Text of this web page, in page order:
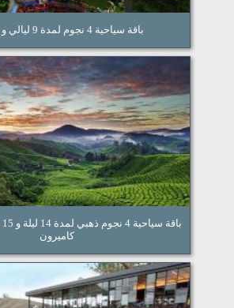
باقة سياحية 4 نجوم لمدة 9 ليالي و 10 أيام
كاميرون